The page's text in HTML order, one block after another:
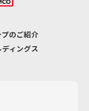
のご紹介
ィングス